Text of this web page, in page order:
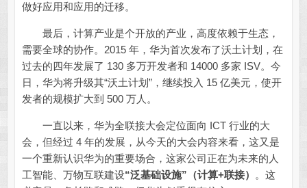
做好应用和应用的迁移。
最后，计算产业是个开放的产业，高度依赖于生态，
需要全球的协作。2015 年，华为首次发布了沃土计划，在
过去的四年发展了 130 多万开发者和 14000 多家 ISV。今
日，华为将升级其“沃土计划”，继续投入 15 亿美元，使开
发者的规模扩大到 500 万人。
一直以来，华为全联接大会定位面向 ICT 行业的大
会，但经过 4 年的发展，从今天的大会内容来看，这又是
一个重新认识华为的重要场合，这家公司正在为未来的人
工智能、万物互联建设“泛基础设施”（计算+联接）
。这